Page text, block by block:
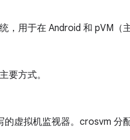
，用于在 Android 和 pVM（
要方式。
的虚拟机监视器。crosvm 分